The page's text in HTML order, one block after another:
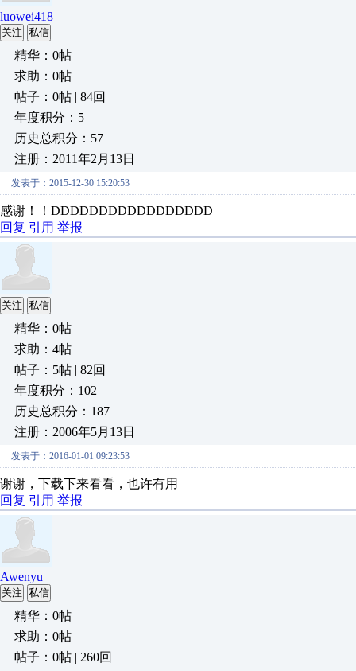
luowei418
关注 私信
精华：0帖
求助：0帖
帖子：0帖 | 84回
年度积分：5
历史总积分：57
注册：2011年2月13日
发表于：2015-12-30 15:20:53
感谢！！DDDDDDDDDDDDDDDDD
回复 引用 举报
关注 私信
精华：0帖
求助：4帖
帖子：5帖 | 82回
年度积分：102
历史总积分：187
注册：2006年5月13日
发表于：2016-01-01 09:23:53
谢谢，下载下来看看，也许有用
回复 引用 举报
Awenyu
关注 私信
精华：0帖
求助：0帖
帖子：0帖 | 260回